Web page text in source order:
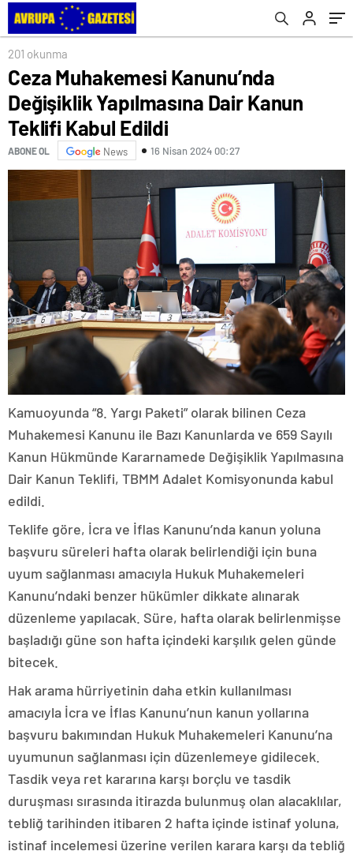
201 okunma
Ceza Muhakemesi Kanunu’nda
Değişiklik Yapılmasına Dair Kanun
Teklifi Kabul Edildi
ABONE OL News 16 Nisan 2024 00:27
Kamuoyunda “8. Yargı Paketi” olarak bilinen Ceza
Muhakemesi Kanunu ile Bazı Kanunlarda ve 659 Sayılı
Kanun Hükmünde Kararnamede Değişiklik Yapılmasına
Dair Kanun Teklifi, TBMM Adalet Komisyonunda kabul
edildi.
Teklife göre, İcra ve İflas Kanunu’nda kanun yoluna
başvuru süreleri hafta olarak belirlendiği için buna
uyum sağlanması amacıyla Hukuk Muhakemeleri
Kanunu’ndaki benzer hükümler dikkate alınarak
düzenleme yapılacak. Süre, hafta olarak belirlenmişse
başladığı güne son hafta içindeki karşılık gelen günde
bitecek.
Hak arama hürriyetinin daha etkin kullanılması
amacıyla İcra ve İflas Kanunu’nun kanun yollarına
başvuru bakımından Hukuk Muhakemeleri Kanunu’na
uyumunun sağlanması için düzenlemeye gidilecek.
Tasdik veya ret kararına karşı borçlu ve tasdik
duruşması sırasında itirazda bulunmuş olan alacaklılar,
tebliğ tarihinden itibaren 2 hafta içinde istinaf yoluna,
istinaf incelemesi üzerine verilen karara karşı da tebliğ